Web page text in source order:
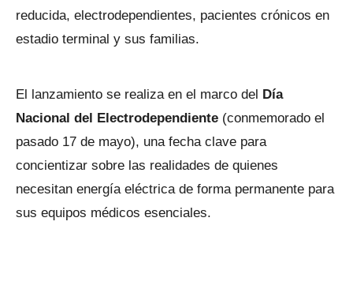
reducida, electrodependientes, pacientes crónicos en
estadio terminal y sus familias.
El lanzamiento se realiza en el marco del Día
Nacional del Electrodependiente (conmemorado el
pasado 17 de mayo), una fecha clave para
concientizar sobre las realidades de quienes
necesitan energía eléctrica de forma permanente para
sus equipos médicos esenciales.